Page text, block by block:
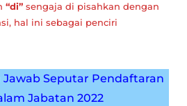
“di” sengaja di pisahkan dengan
hal ini sebagai penciri
Jawab Seputar Pendaftaran
Jabatan 2022